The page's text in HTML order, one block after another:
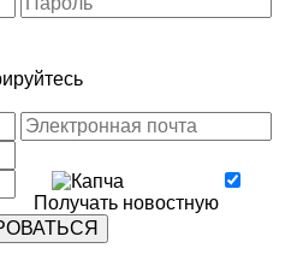
Получать новостную